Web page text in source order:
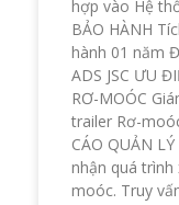
hợp vào Hệ
BẢO HÀNH
hành 01 năm
ADS JSC ƯU
RƠ-MOÓC
trailer Rơ-
CÁO QUẢN
nhận quá
moóc. Truy